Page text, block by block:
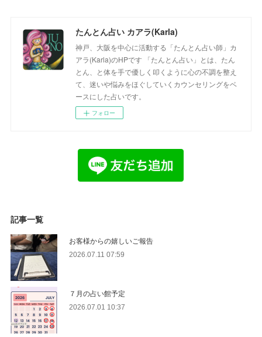
たんとん占い カアラ(Karla)
神戸、大阪を中心に活動する「たんとん占い師」カ
アラ(Karla)のHPです 「たんとん占い」とは、たん
とん、と体を手で優しく叩くように心の不調を整え
て、迷いや悩みをほぐしていくカウンセリングをベ
ースにした占いです。
フォロー
記事一覧
お客様からの嬉しいご報告
2026.07.11 07:59
７月の占い館予定
2026.07.01 10:37